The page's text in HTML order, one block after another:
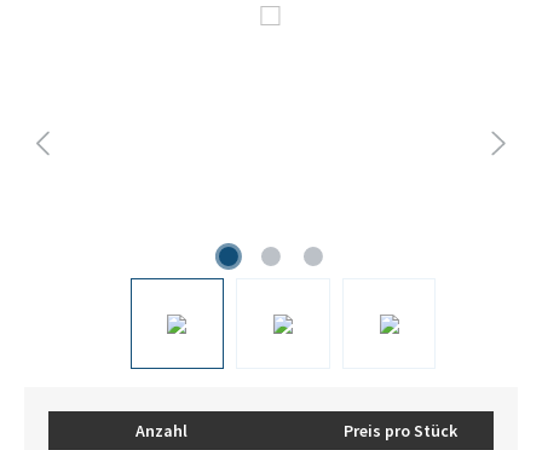
Anzahl
Preis pro Stück